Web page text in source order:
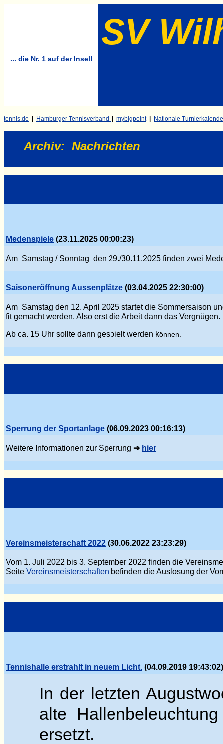
... die Nr. 1 auf der Insel!
SV
tennis.de Hamburger Tennisverband mybigpoint Nationale
Archiv: Nachrichten
Medenspiele (23.11.2025 00:00:23)
Am Samstag / Sonntag den 29./30.11.2025 finden zwei
Saisoneröffnung Aussenplätze (03.04.2025 22:30:00)
Am Samstag den 12. April 2025 startet die Sommersaison
fit gemacht werden. Also erst die Arbeit dann das Vergnügen.
Ab ca. 15 Uhr sollte dann gespielt werden können.
Sperrung der Sportanlage (06.09.2023 00:16:13)
Weitere Informationen zur Sperrung ➔ hier
Vereinsmeisterschaft 2022 (30.06.2022 23:23:29)
Vom 1. Juli 2022 bis 3. September 2022 finden die
Seite Vereinsmeisterschaften befinden die Auslosung der
Tennishalle erstrahlt in neuem Licht. (04.09.2019 19:43:02)
In der letzten
alte
ersetzt.